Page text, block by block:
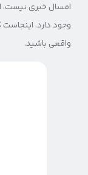
امسال خبری نیست،
وجود دارد. اینجاست
واقعی باشید.